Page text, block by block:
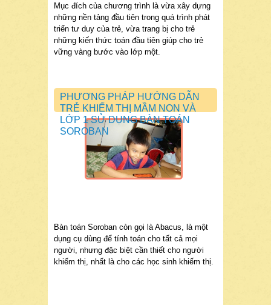
Mục đích của chương trình là vừa xây dựng
những nền tảng đầu tiên trong quá trình phát
triển tư duy của trẻ, vừa trang bị cho trẻ
những kiến thức toán đầu tiên giúp cho trẻ
vững vàng bước vào lớp một.
PHƯƠNG PHÁP HƯỚNG DẪN
TRẺ KHIẾM THỊ MẦM NON VÀ
LỚP 1 SỬ DỤNG BÀN TOÁN
SOROBAN
Bàn toán Soroban còn gọi là Abacus, là một
dụng cụ dùng để tính toán cho tất cả mọi
người, nhưng đặc biệt cần thiết cho người
khiếm thị, nhất là cho các học sinh khiếm thị.